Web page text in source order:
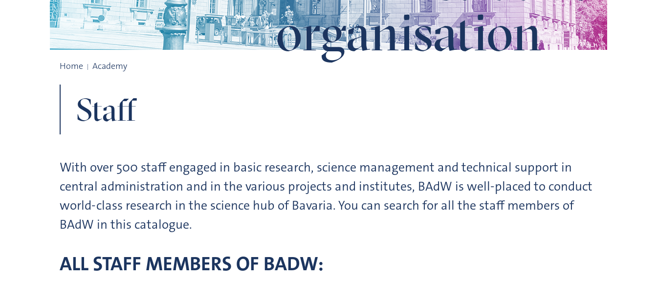
organisation
Home Academy
Staff
With over 500 staff engaged in basic research, science management and technical support in
central administration and in the various projects and institutes, BAdW is well-placed to conduct
world-class research in the science hub of Bavaria. You can search for all the staff members of
BAdW in this catalogue.
ALL STAFF MEMBERS OF BADW: